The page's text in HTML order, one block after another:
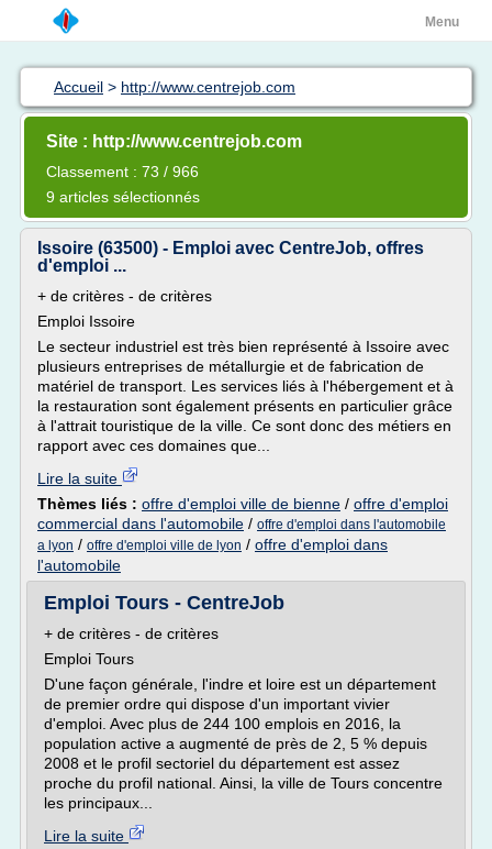
Menu
Accueil > http://www.centrejob.com
Site : http://www.centrejob.com
Classement : 73 / 966
9 articles sélectionnés
Issoire (63500) - Emploi avec CentreJob, offres
d'emploi ...
+ de critères - de critères
Emploi Issoire
Le secteur industriel est très bien représenté à Issoire avec
plusieurs entreprises de métallurgie et de fabrication de
matériel de transport. Les services liés à l'hébergement et à
la restauration sont également présents en particulier grâce
à l'attrait touristique de la ville. Ce sont donc des métiers en
rapport avec ces domaines que...
Lire la suite
Thèmes liés : offre d'emploi ville de bienne / offre d'emploi
commercial dans l'automobile / offre d'emploi dans l'automobile
a lyon / offre d'emploi ville de lyon / offre d'emploi dans
l'automobile
Emploi Tours - CentreJob
+ de critères - de critères
Emploi Tours
D'une façon générale, l'indre et loire est un département
de premier ordre qui dispose d'un important vivier
d'emploi. Avec plus de 244 100 emplois en 2016, la
population active a augmenté de près de 2, 5 % depuis
2008 et le profil sectoriel du département est assez
proche du profil national. Ainsi, la ville de Tours concentre
les principaux...
Lire la suite